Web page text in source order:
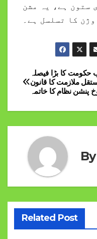
ستون ہے، یہ مشن
کا تسلسل ہے۔
Post
حکومت کا بڑا فیصلہ
ملازمت کا قانون
پنشن نظام کا خاتمہ
By
Related Post